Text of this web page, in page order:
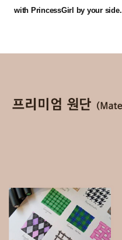
with PrincessGirl by your side.